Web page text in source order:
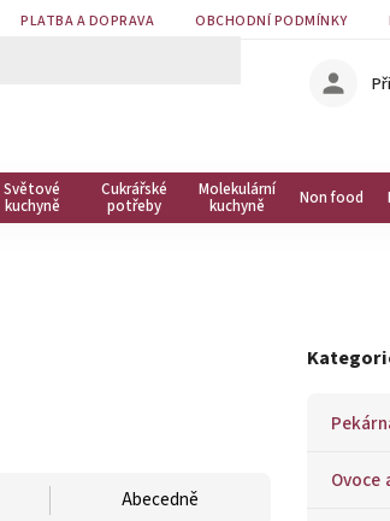
PLATBA A DOPRAVA OBCHODNÍ PODMÍNKY
Světové
kuchyně
Cukrářské
potřeby
Molekulární
kuchyně Non food
Ovoce
Abecedně